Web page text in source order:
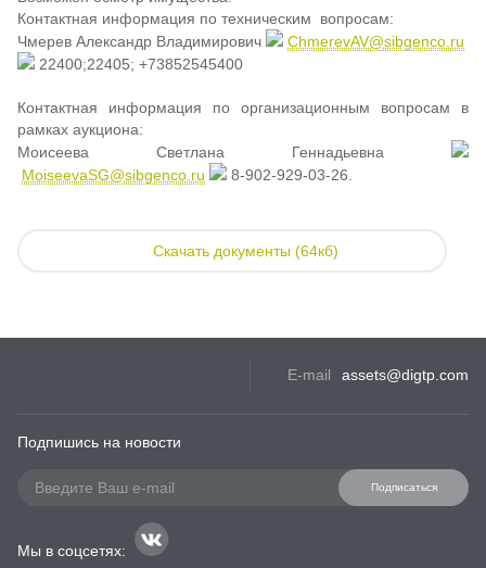
Контактная информация по техническим вопросам:
Чмерев Александр Владимирович
ChmerevAV@sibgenco.ru
22400;22405; +73852545400
Контактная информация по организационным вопросам в
рамках аукциона:
Моисеева Светлана Геннадьевна
MoiseevaSG@sibgenco.ru
8-902-929-03-26.
Скачать документы (64кб)
E-mail assets@digtp.com
Подпишись на новости
Подписаться
Мы в соцсетях: